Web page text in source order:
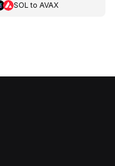
SOL to AVAX